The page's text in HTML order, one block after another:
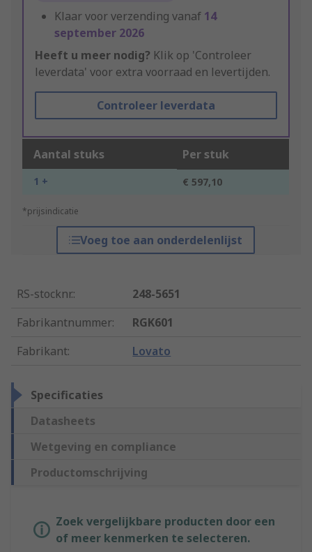
Klaar voor verzending vanaf 14
september 2026
Heeft u meer nodig? Klik op 'Controleer
leverdata' voor extra voorraad en levertijden.
Controleer leverdata
Aantal stuks Per stuk
1 + € 597,10
*prijsindicatie
Voeg toe aan onderdelenlijst
RS-stocknr.:
248-5651
Fabrikantnummer:
RGK601
Fabrikant: Lovato
Specificaties
Datasheets
Wetgeving en compliance
Productomschrijving
Zoek vergelijkbare producten door een
of meer kenmerken te selecteren.